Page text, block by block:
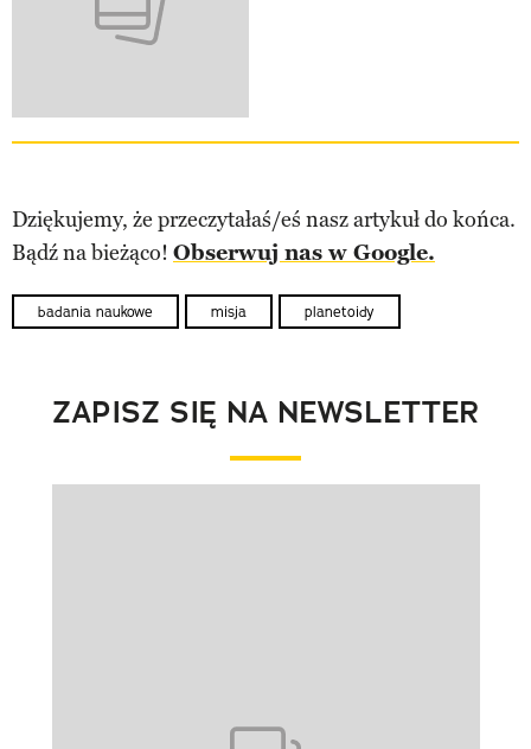
Dziękujemy, że przeczytałaś/eś nasz artykuł do końca.
Bądź na bieżąco! Obserwuj nas w Google.
badania naukowe misja planetoidy
ZAPISZ SIĘ NA NEWSLETTER